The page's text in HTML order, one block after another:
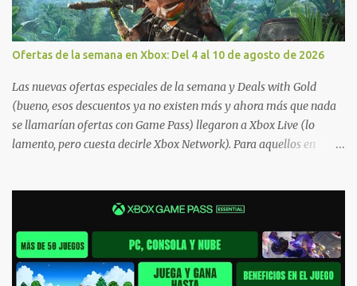
Ofertas de la semana en Xbox: Del 4 al 10 de agosto de 2026
Las nuevas ofertas especiales de la semana y Deals with Gold
(bueno, esos descuentos ya no existen más y ahora más que nada
se llamarían ofertas con Game Pass) llegaron a Xbox Live (lo
lamento, pero cuesta decirle Xbox Network). Para aquellos en
jugarlos y mantener un progreso compartido en Windows PC y
Xbox, y tenemos un listado de juegos compatibles por acá . ¿Aún
necesitas una mano con las compras? Tenemos un tutorial extenso
o en vídeo para que se quiten todas las dudas generales de cómo
hacer compras en Xbox . Podes consultar un listado más completo